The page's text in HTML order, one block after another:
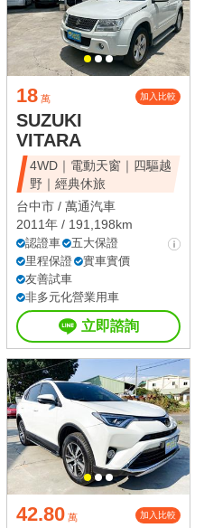
18 萬 加入比較
SUZUKI
VITARA
4WD｜電動天窗｜四驅越
野｜經典休旅
台中市 / 萬通汽車
2011年 / 191,198km
認證車
五大保證
里程保證
實車實價
友善試車
非多元化營業用車
立即諮詢
42.80 萬 加入比較